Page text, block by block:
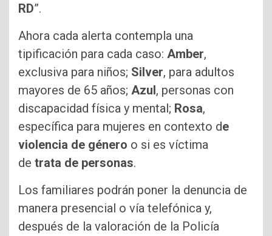
RD”.
Ahora cada alerta contempla una
tipificación para cada caso: Amber,
exclusiva para niños; Silver, para adultos
mayores de 65 años; Azul, personas con
discapacidad física y mental; Rosa,
específica para mujeres en contexto de
violencia de género o si es víctima
de trata de personas.
Los familiares podrán poner la denuncia de
manera presencial o vía telefónica y,
después de la valoración de la Policía